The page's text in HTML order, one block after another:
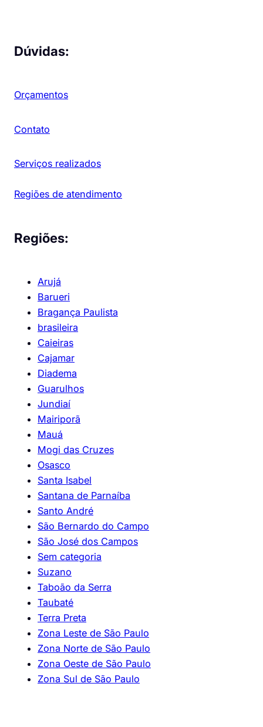
Dúvidas:
Orçamentos
Contato
Serviços realizados
Regiões de atendimento
Regiões:
Arujá
Barueri
Bragança Paulista
brasileira
Caieiras
Cajamar
Diadema
Guarulhos
Jundiaí
Mairiporã
Mauá
Mogi das Cruzes
Osasco
Santa Isabel
Santana de Parnaíba
Santo André
São Bernardo do Campo
São José dos Campos
Sem categoria
Suzano
Taboão da Serra
Taubaté
Terra Preta
Zona Leste de São Paulo
Zona Norte de São Paulo
Zona Oeste de São Paulo
Zona Sul de São Paulo